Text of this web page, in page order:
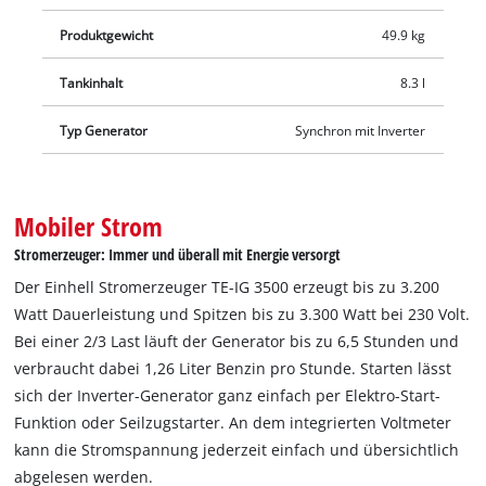
Produktgewicht 49.9 kg
Tankinhalt 8.3 l
Typ Generator Synchron mit Inverter
Mobiler Strom
Stromerzeuger: Immer und überall mit Energie versorgt
Der Einhell Stromerzeuger TE-IG 3500 erzeugt bis zu 3.200
Watt Dauerleistung und Spitzen bis zu 3.300 Watt bei 230 Volt.
Bei einer 2/3 Last läuft der Generator bis zu 6,5 Stunden und
verbraucht dabei 1,26 Liter Benzin pro Stunde. Starten lässt
sich der Inverter-Generator ganz einfach per Elektro-Start-
Funktion oder Seilzugstarter. An dem integrierten Voltmeter
kann die Stromspannung jederzeit einfach und übersichtlich
abgelesen werden.